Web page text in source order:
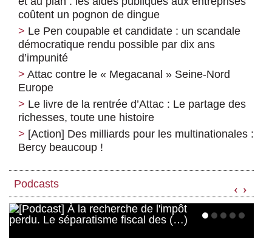
coûtent un pognon de dingue
Le Pen coupable et candidate : un scandale
démocratique rendu possible par dix ans
d’impunité
Attac contre le « Megacanal » Seine-Nord
Europe
Le livre de la rentrée d’Attac : Le partage des
richesses, toute une histoire
[Action] Des milliards pour les multinationales :
Bercy beaucoup !
Podcasts ‹ ›